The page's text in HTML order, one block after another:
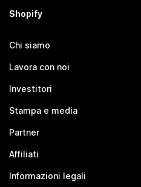
Shopify
Chi siamo
Lavora con noi
Investitori
Stampa e media
Partner
Affiliati
Informazioni legali